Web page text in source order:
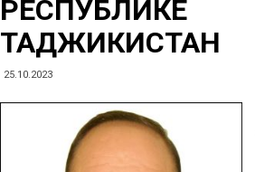
РЕСПУБЛИКЕ
ТАДЖИКИСТАН
25.10.2023